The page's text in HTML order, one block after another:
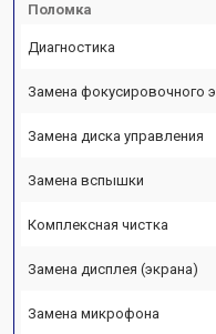
Поломка
Диагностика
Замена фокусировочного
Замена диска управления
Замена вспышки
Комплексная чистка
Замена дисплея (экрана)
Замена микрофона